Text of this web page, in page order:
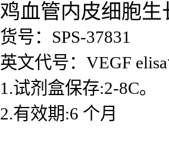
鸡血管内皮细胞生
货号：SPS-37831
英文代号：VEGF
1.试剂盒保存:2-8C。
2.有效期:6 个月